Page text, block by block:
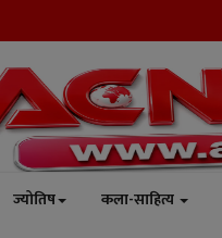
ज्योतिष कला-साहित्य